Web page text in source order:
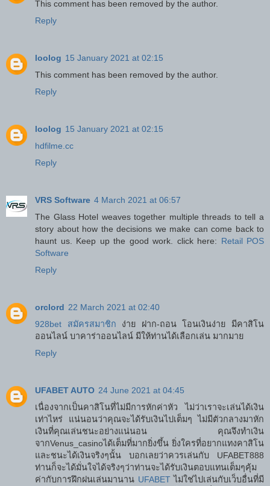
This comment has been removed by the author.
Reply
loolog 15 January 2021 at 02:15
This comment has been removed by the author.
Reply
loolog 15 January 2021 at 02:15
hdfilme.cc
Reply
VRS Software 4 March 2021 at 06:57
The Glass Hotel weaves together multiple threads to tell a
story about how the decisions we make can come back to
haunt us. Keep up the good work. click here: Retail POS
Software
Reply
orclord 22 March 2021 at 02:40
928bet สมัครสมาชิก ง่าย ฝาก-ถอน โอนเงินง่าย มีคาสิโน
ออนไลน์ บาคาร่าออนไลน์ มีให้ท่านได้เลือกเล่น มากมาย
Reply
UFABET AUTO 24 June 2021 at 04:45
เนื่องจากเป็นคาสิโนที่ไม่มีการหักค่าหัว ไม่ว่าเราจะเล่นได้เงิน
เท่าไหร่ แน่นอนว่าคุณจะได้รับเงินไปเต็มๆ ไม่มีตัวกลางมาหัก
เงินที่คุณเล่นชนะอย่างแน่นอน คุณจึงทำเงิน
จากVenus_casinoได้เต็มที่มากยิ่งขึ้น ยิ่งใครที่อยากแทงคาสิโน
และชนะได้เงินจริงๆนั้น บอกเลยว่าควรเล่นกับ UFABET888
ท่านก็จะได้มั่นใจได้จริงๆว่าท่านจะได้รับเงินตอบแทนเต็มๆคุ้ม
ค่ากับการฝึกฝนเล่นมานาน UFABETไม่ใช่ไปเล่นกับเว็บอื่นที่มี